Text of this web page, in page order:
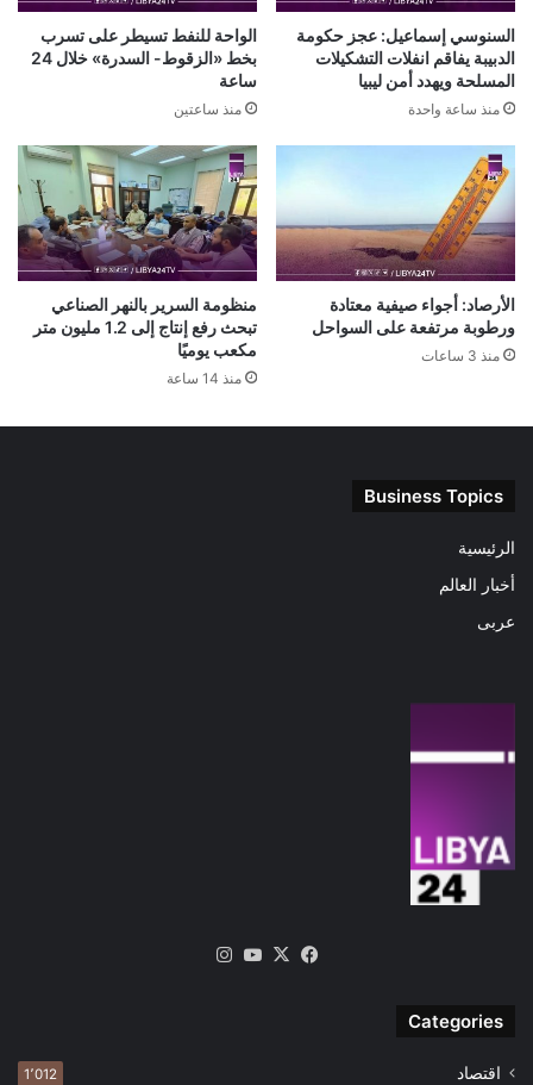
السنوسي إسماعيل: عجز حكومة
الدبيبة يفاقم انفلات التشكيلات
المسلحة ويهدد أمن ليبيا
منذ ساعة واحدة
الواحة للنفط تسيطر على تسرب
بخط «الزقوط- السدرة» خلال 24
ساعة
منذ ساعتين
الأرصاد: أجواء صيفية معتادة
ورطوبة مرتفعة على السواحل
منذ 3 ساعات
منظومة السرير بالنهر الصناعي
تبحث رفع إنتاج إلى 1.2 مليون متر
مكعب يوميًا
منذ 14 ساعة
Business Topics
الرئيسية
أخبار العالم
عربى
فيسبوك
‫X
‫YouTube
Categories
اقتصاد 1٬012